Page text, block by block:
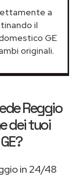
a
il
GE
originali.
Reggio
dei tuoi
in 24/48